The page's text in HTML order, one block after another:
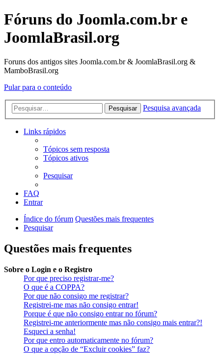
Fóruns do Joomla.com.br e
JoomlaBrasil.org
Foruns dos antigos sites Joomla.com.br & JoomlaBrasil.org &
MamboBrasil.org
Pular para o conteúdo
Pesquisar Pesquisa avançada
Links rápidos
Tópicos sem resposta
Tópicos ativos
Pesquisar
FAQ
Entrar
Índice do fórum Questões mais frequentes
Pesquisar
Questões mais frequentes
Sobre o Login e o Registro
Por que preciso registrar-me?
O que é a COPPA?
Por que não consigo me registrar?
Registrei-me mas não consigo entrar!
Porque é que não consigo entrar no fórum?
Registrei-me anteriormente mas não consigo mais entrar?!
Esqueci a senha!
Por que entro automaticamente no fórum?
O que a opção de “Excluir cookies” faz?